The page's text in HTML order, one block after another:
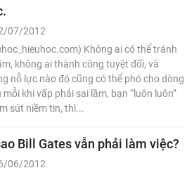
07/2012
Không ai có thể tránh
không ai thành công tuyệt đối, và
nỗ lực nào đó cũng có thể phó cho dòng
khi vấp phải sai lầm, bạn “luôn luôn”
sút niềm tin, thì...
Bill Gates vẫn phải làm việc?
06/2012